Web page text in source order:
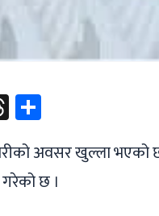
Threads
अवसर खुल्ला भएको
छ ।